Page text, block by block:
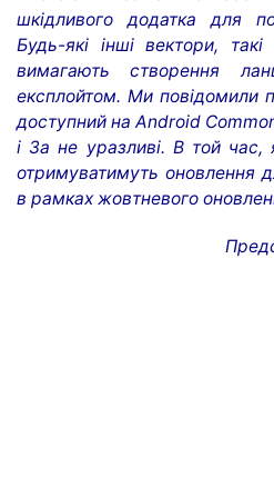
шкідливого додатка для
Будь-які інші вектори,
вимагають створення
експлойтом. Ми повідомили
доступний на Android
і 3a не уразливі. В той час,
отримуватимуть оновлення
в рамках жовтневого